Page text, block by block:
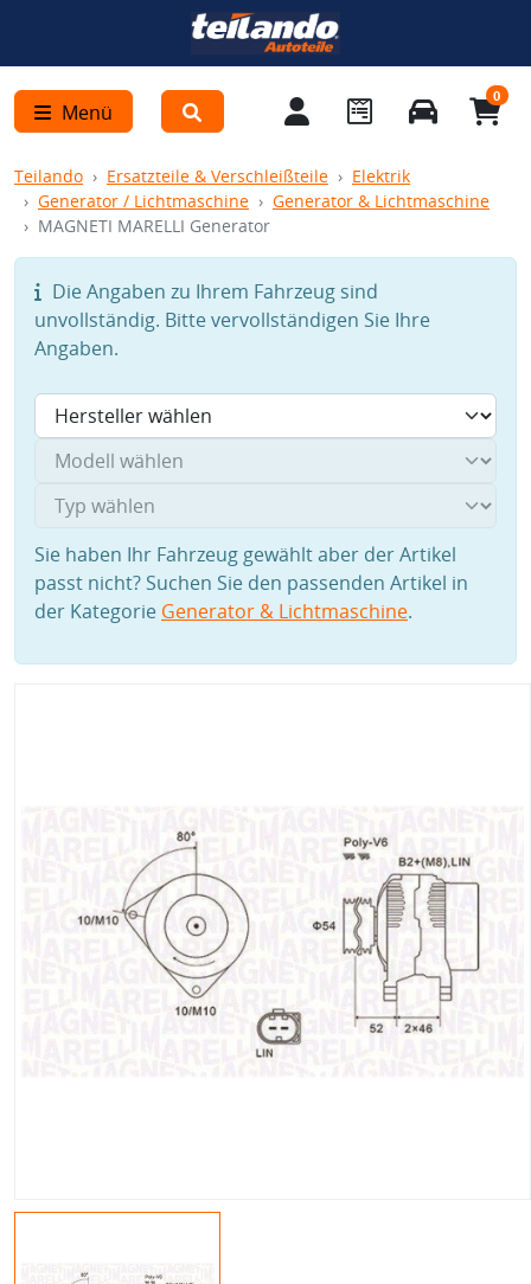
Menü
0
Teilando Ersatzteile & Verschleißteile
Elektrik
Generator / Lichtmaschine
Generator & Lichtmaschine
MAGNETI MARELLI Generator
Die Angaben zu Ihrem Fahrzeug sind
unvollständig. Bitte vervollständigen Sie Ihre
Angaben.
Sie haben Ihr Fahrzeug gewählt aber der Artikel
passt nicht? Suchen Sie den passenden Artikel in
der Kategorie Generator & Lichtmaschine.